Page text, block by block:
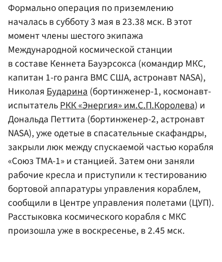
Формально операция по приземлению
началась в субботу 3 мая в 23.38 мск. В этот
момент члены шестого экипажа
Международной космической станции
в составе Кеннета Бауэрсокса (командир МКС,
капитан 1-го ранга ВМС США, астронавт NASA),
Николая Бударина (бортинженер-1, космонавт-
испытательРКК «Энергия» им.С.П.Королева) и
Дональда Петтита (бортинженер-2, астронавт
NASA), уже одетые в спасательные скафандры,
закрыли люк между спускаемой частью корабля
«Союз ТМА-1» и станцией. Затем они заняли
рабочие кресла и приступили к тестированию
бортовой аппаратуры управления кораблем,
сообщили в Центре управления полетами (ЦУП).
Расстыковка космического корабля с МКС
произошла уже в воскресенье, в 2.45 мск.